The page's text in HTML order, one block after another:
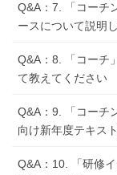
Q&A：7. 「コーチ
ースについて説明
Q&A：8. 「コーチ
て教えてください
Q&A：9. 「コーチ
向け新年度テキス
Q&A：10. 「研修